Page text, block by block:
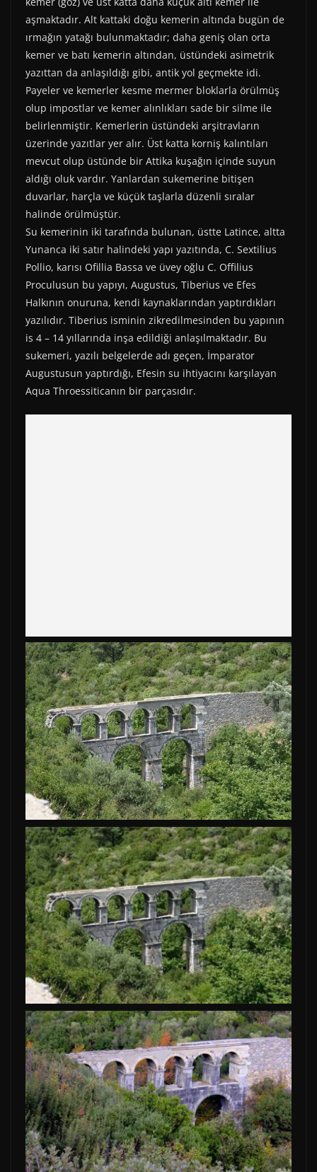
aşmaktadır. Alt kattaki doğu kemerin altında bugün de
ırmağın yatağı bulunmaktadır; daha geniş olan orta
kemer ve batı kemerin altından, üstündeki asimetrik
yazıttan da anlaşıldığı gibi, antik yol geçmekte idi.
Payeler ve kemerler kesme mermer bloklarla örülmüş
olup impostlar ve kemer alınlıkları sade bir silme ile
belirlenmiştir. Kemerlerin üstündeki arşitravların
üzerinde yazıtlar yer alır. Üst katta korniş kalıntıları
mevcut olup üstünde bir Attika kuşağın içinde suyun
aldığı oluk vardır. Yanlardan sukemerine bitişen
duvarlar, harçla ve küçük taşlarla düzenli sıralar
halinde örülmüştür.
Su kemerinin iki tarafında bulunan, üstte Latince, altta
Yunanca iki satır halindeki yapı yazıtında, C. Sextilius
Pollio, karısı Ofillia Bassa ve üvey oğlu C. Offilius
Proculusun bu yapıyı, Augustus, Tiberius ve Efes
Halkının onuruna, kendi kaynaklarından yaptırdıkları
yazılıdır. Tiberius isminin zikredilmesinden bu yapının
is 4 – 14 yıllarında inşa edildiği anlaşılmaktadır. Bu
sukemeri, yazılı belgelerde adı geçen, İmparator
Augustusun yaptırdığı, Efesin su ihtiyacını karşılayan
Aqua Throessiticanın bir parçasıdır.